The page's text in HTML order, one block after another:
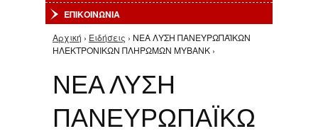
ΕΠΙΚΟΙΝΩΝΙΑ
Είστε εδώ
Αρχική › Ειδήσεις › ΝΕΑ ΛΥΣΗ ΠΑΝΕΥΡΩΠΑΪΚΩΝ
ΗΛΕΚΤΡΟΝΙΚΩΝ ΠΛΗΡΩΜΩΝ MYBANK ›
ΝΕΑ ΛΥΣΗ
ΠΑΝΕΥΡΩΠΑΪΚΩ